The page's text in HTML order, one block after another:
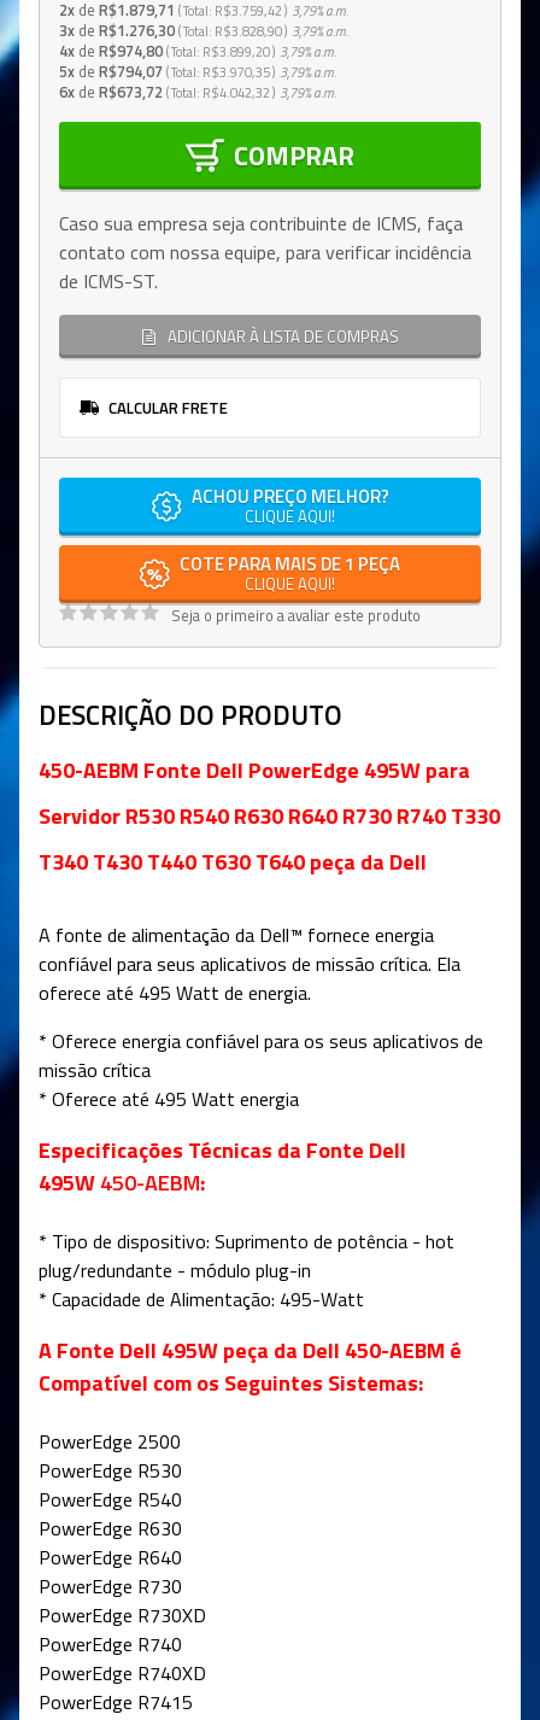
2x de R$1.879,71 Total R$3.759,42 3,79%a.m.
3x de R$1.276,30 Total R$3.828,90 3,79%a.m.
4x de R$974,80 Total R$3.899,20 3,79%a.m.
5x de R$794,07 Total R$3.970,35 3,79%a.m.
6x de R$673,72 Total R$4.042,32 3,79%a.m.
COMPRAR
Caso sua empresa seja contribuinte de ICMS, faça
contato com nossa equipe, para verificar incidência
de ICMS-ST.
ADICIONAR À LISTA DE COMPRAS
CALCULAR FRETE
ACHOU PREÇO MELHOR?
CLIQUE AQUI!
COTE PARA MAIS DE 1 PEÇA
CLIQUE AQUI!
Seja o primeiro a avaliar este produto
DESCRIÇÃO DO PRODUTO
450-AEBM Fonte Dell PowerEdge 495W para
Servidor R530 R540 R630 R640 R730 R740 T330
T340 T430 T440 T630 T640 peça da Dell
A fonte de alimentação da Dell™ fornece energia
confiável para seus aplicativos de missão crítica. Ela
oferece até 495 Watt de energia.
* Oferece energia confiável para os seus aplicativos de
missão crítica
* Oferece até 495 Watt energia
Especificações Técnicas da Fonte Dell
495W450-AEBM:
* Tipo de dispositivo: Suprimento de potência - hot
plug/redundante - módulo plug-in
* Capacidade de Alimentação: 495-Watt
A Fonte Dell 495W peça da Dell 450-AEBM é
Compatível com os Seguintes Sistemas:
PowerEdge 2500
PowerEdge R530
PowerEdge R540
PowerEdge R630
PowerEdge R640
PowerEdge R730
PowerEdge R730XD
PowerEdge R740
PowerEdge R740XD
PowerEdge R7415